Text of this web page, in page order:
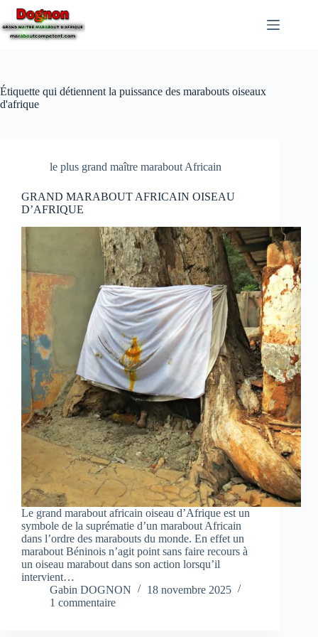
Étiquette qui détiennent la puissance des marabouts oiseaux
d'afrique
le plus grand maître marabout Africain
GRAND MARABOUT AFRICAIN OISEAU
D’AFRIQUE
Le grand marabout africain oiseau d’Afrique est un
symbole de la suprématie d’un marabout Africain
dans l’ordre des marabouts du monde. En effet un
marabout Béninois n’agit point sans faire recours à
un oiseau marabout dans son action lorsqu’il
intervient…
Gabin DOGNON
18 novembre 2025
1 commentaire